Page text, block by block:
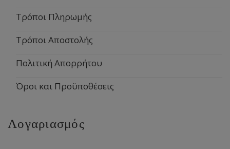
Τρόποι Πληρωμής
Τρόποι Αποστολής
Πολιτική Απορρήτου
Όροι και Προϋποθέσεις
Λογαριασμός